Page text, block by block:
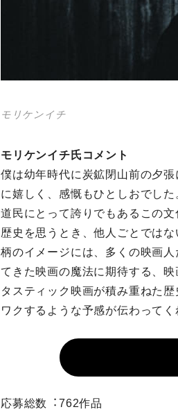
モリケンイチ
モリケンイチ⽒コメント
僕は幼年時代に炭鉱閉⼭前の⼣
に嬉しく、感慨もひとしおでした
道⺠にとって誇りでもあるこの
歴史を思うとき、他⼈ごとでは
柄のイメージには、多くの映画
てきた映画の魔法に期待する、
タスティック映画が積み重ねた
ワクするような予感が伝わってく
応募総数︓762作品